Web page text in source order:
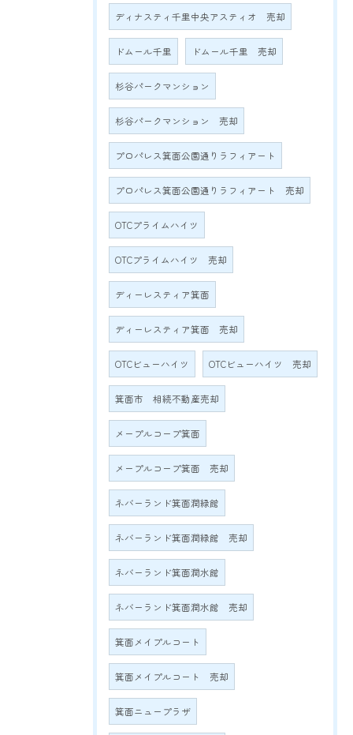
ディナスティ千里中央アスティオ 売却
ドムール千里 ドムール千里 売却
杉谷パークマンション
杉谷パークマンション 売却
プロパレス箕面公園通りラフィアート
プロパレス箕面公園通りラフィアート 売却
OTCプライムハイツ
OTCプライムハイツ 売却
ディーレスティア箕面
ディーレスティア箕面 売却
OTCビューハイツ OTCビューハイツ 売却
箕面市 相続不動産売却
メープルコープ箕面
メープルコープ箕面 売却
ネバーランド箕面潤緑館
ネバーランド箕面潤緑館 売却
ネバーランド箕面潤水館
ネバーランド箕面潤水館 売却
箕面メイプルコート
箕面メイプルコート 売却
箕面ニュープラザ